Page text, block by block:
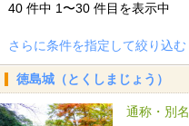
40 件中 1〜30 件目を表示中
さらに条件を指定して絞り込む
徳島城（とくしまじょう）
通称・別名